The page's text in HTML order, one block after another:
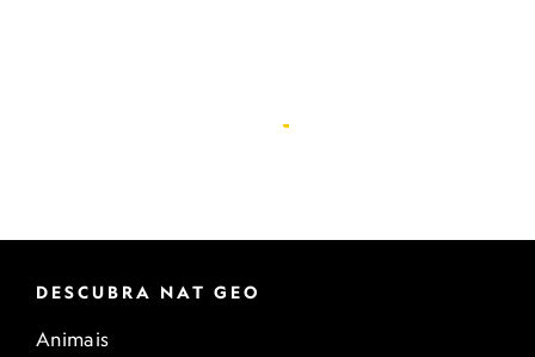
DESCUBRA NAT GEO
Animais